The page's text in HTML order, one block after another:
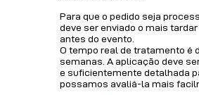
LIST
Para que o pedido seja
deve ser enviado o mais
antes do evento.
O tempo real de tratamento é
semanas. A aplicação deve
e suficientemente detalhada
possamos avaliá-la mais